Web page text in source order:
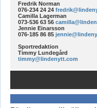
Fredrik Norman
076-234 24 24
Camilla Lagerman
073-536 63 56
Jennie Einarsson
076-185 86 85
Sportredaktion
Timmy Lundegård
timmy@lindenytt.com